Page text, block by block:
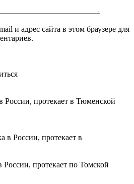
и адрес сайта в этом браузере для
протекает в Тюменской
в России, протекает в
протекает по Томской